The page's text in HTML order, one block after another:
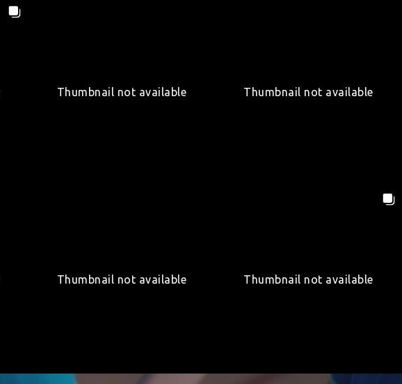
Thumbnail not available Thumbnail not available
Thumbnail not available Thumbnail not available